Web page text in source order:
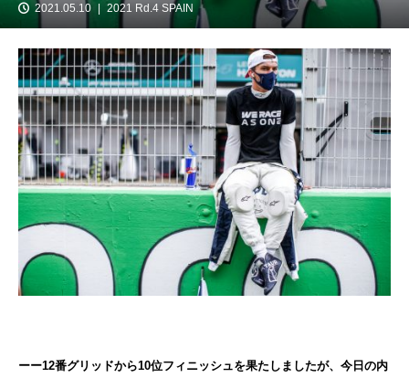
2021.05.10 2021 Rd.4 SPAIN
ーー12番グリッドから10位フィニッシュを果たしましたが、今日の内